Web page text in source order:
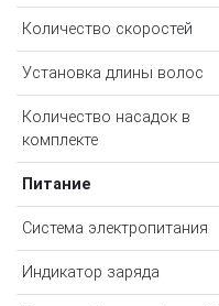
Количество скоростей
Установка длины волос
Количество насадок в
комплекте
Питание
Система электропитания
Индикатор заряда